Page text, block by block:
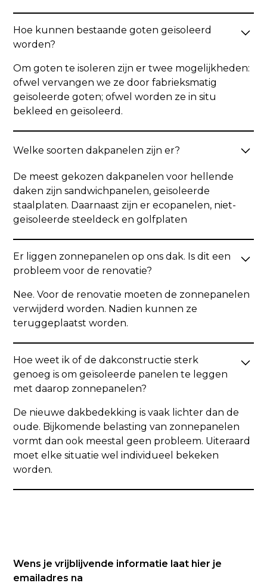
Hoe kunnen bestaande goten geïsoleerd
worden?
Om goten te isoleren zijn er twee mogelijkheden:
ofwel vervangen we ze door fabrieksmatig
geïsoleerde goten; ofwel worden ze in situ
bekleed en geïsoleerd.
Welke soorten dakpanelen zijn er?
De meest gekozen dakpanelen voor hellende
daken zijn sandwichpanelen, geïsoleerde
staalplaten. Daarnaast zijn er ecopanelen, niet-
geïsoleerde steeldeck en golfplaten
Er liggen zonnepanelen op ons dak. Is dit een
probleem voor de renovatie?
Nee. Voor de renovatie moeten de zonnepanelen
verwijderd worden. Nadien kunnen ze
teruggeplaatst worden.
Hoe weet ik of de dakconstructie sterk
genoeg is om geïsoleerde panelen te leggen
met daarop zonnepanelen?
De nieuwe dakbedekking is vaak lichter dan de
oude. Bijkomende belasting van zonnepanelen
vormt dan ook meestal geen probleem. Uiteraard
moet elke situatie wel individueel bekeken
worden.
Wens je vrijblijvende informatie laat hier je
emailadres na